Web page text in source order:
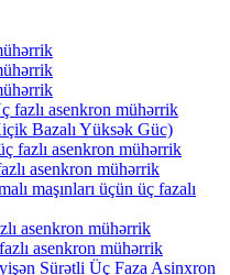
fazlı asenkron mühərrik
Bazalı Yüksək Güc)
fazlı asenkron mühərrik
asenkron mühərrik
maşınları üçün üç fazalı
asenkron mühərrik
asenkron mühərrik
Sürətli Üç Faza Asinxron